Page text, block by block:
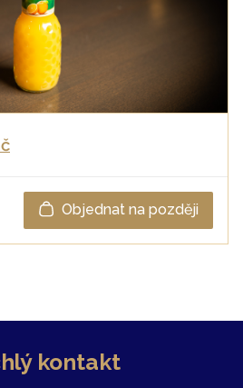
Objednat na později
kontakt